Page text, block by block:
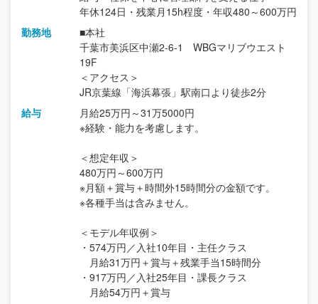
年休124日・残業月15h程度・年収480～600万円
勤務地
■本社
千葉市美浜区中瀬2-6-1 WBGマリブウエスト
19F
＜アクセス＞
JR京葉線「海浜幕張」駅南口より徒歩2分
給与
月給25万円～31万5000円
※経験・能力を考慮します。
＜想定年収＞
480万円～600万円
※月額＋賞与＋時間外15時間分の金額です。
※各種手当は含みません。
＜モデル年収例＞
・574万円／入社10年目・主任クラス
月給31万円＋賞与＋残業手当15時間分
・917万円／入社25年目・課長クラス
月給54万円＋賞与